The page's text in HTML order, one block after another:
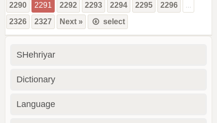
2290
2291 2292 2293 2294 2295 2296
...
2326
2327 Next » select
SHehriyar
Dictionary
Language